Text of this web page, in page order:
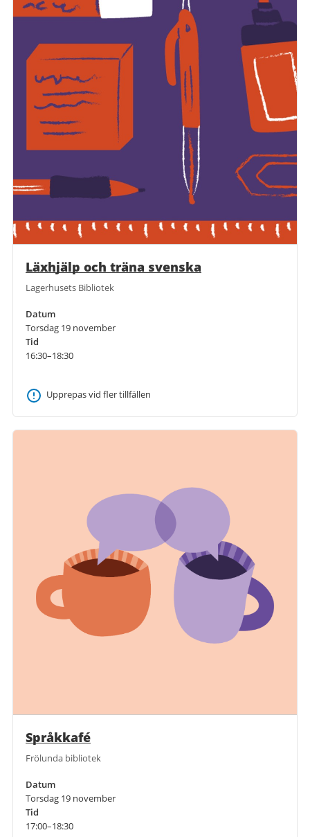
Läxhjälp och träna svenska
Lagerhusets Bibliotek
Datum
Torsdag 19 november
Tid
16:30–18:30
Upprepas vid fler tillfällen
Språkkafé
Frölunda bibliotek
Datum
Torsdag 19 november
Tid
17:00–18:30